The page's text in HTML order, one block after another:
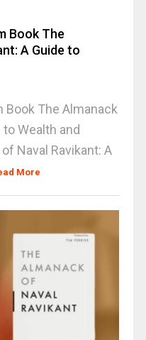
Book The
A Guide to
Book The Almanack
to Wealth and
Naval Ravikant: A
More